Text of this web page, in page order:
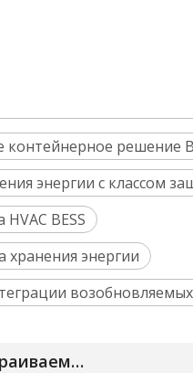
решение
энергии с классом
BESS
хранения энергии
Модели (настраиваемые)